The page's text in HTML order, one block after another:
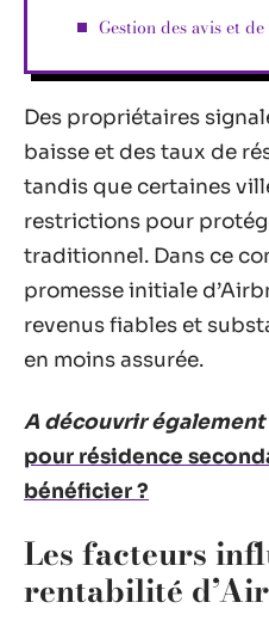
Gestion des avis et
Des propriétaires
baisse et des taux de
tandis que certaines
restrictions pour
traditionnel. Dans ce
promesse initiale
revenus fiables et
en moins assurée.
A découvrir également
pour résidence
bénéficier ?
Les facteurs
rentabilité